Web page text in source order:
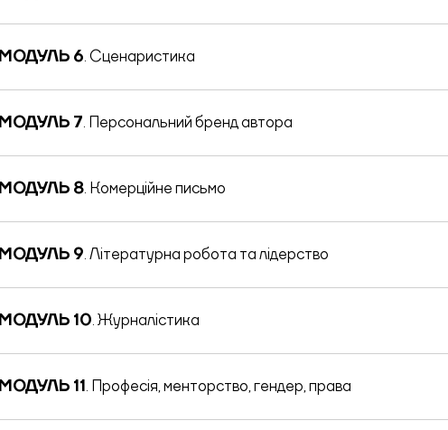
МОДУЛЬ 6. Сценаристика
МОДУЛЬ 7. Персональний бренд автора
МОДУЛЬ 8. Комерційне письмо
МОДУЛЬ 9. Літературна робота та лідерство
МОДУЛЬ 10. Журналістика
МОДУЛЬ 11 . Професія, менторство, гендер, права